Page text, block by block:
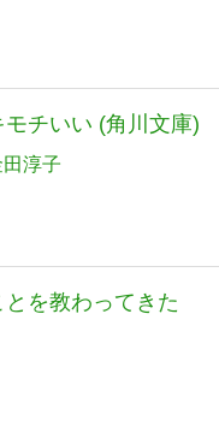
チいい (角川文庫)
淳子
を教わってきた